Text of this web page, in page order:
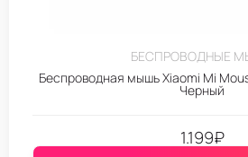
БЕСПРОВОДНЫЕ
Беспроводная мышь Xiaomi Mi
Черный
1.199₽